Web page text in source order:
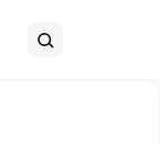
Buscar